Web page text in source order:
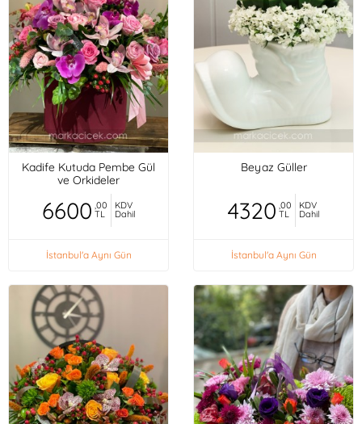
Kadife Kutuda Pembe Gül
ve Orkideler
6600 ,00
TL
KDV
Dahil
İstanbul'a Aynı Gün
Beyaz Güller
4320 ,00
TL
KDV
Dahil
İstanbul'a Aynı Gün